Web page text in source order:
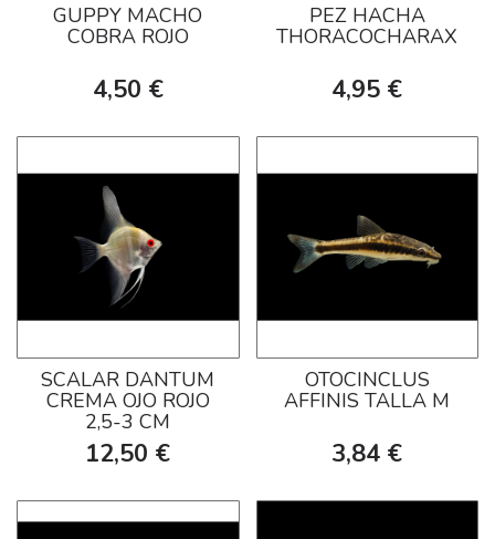
GUPPY MACHO
COBRA ROJO
4,50 €
PEZ HACHA
THORACOCHARAX
4,95 €
SCALAR DANTUM
CREMA OJO ROJO
2,5-3 CM
12,50 €
OTOCINCLUS
AFFINIS TALLA M
3,84 €